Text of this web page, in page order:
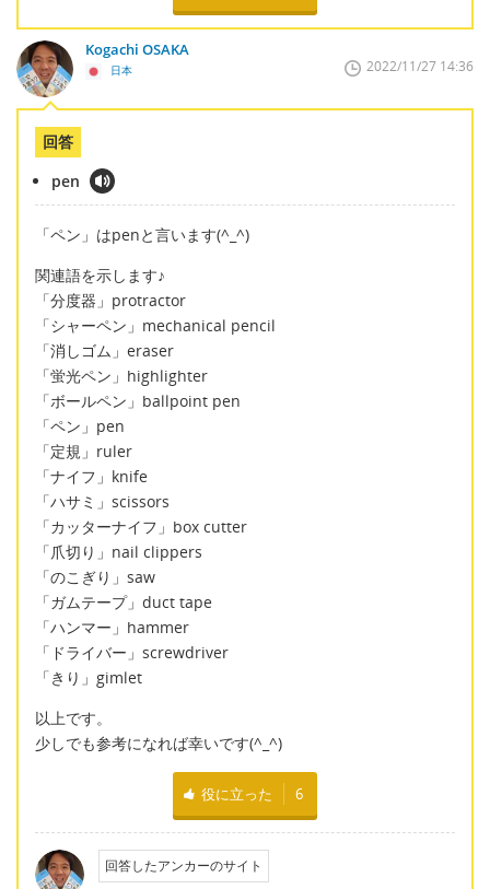
Kogachi OSAKA
日本 2022/11/27 14:36
回答
pen
「ペン」はpenと言います(^_^)
関連語を示します♪
「分度器」protractor
「シャーペン」mechanical pencil
「消しゴム」eraser
「蛍光ペン」highlighter
「ボールペン」ballpoint pen
「ペン」pen
「定規」ruler
「ナイフ」knife
「ハサミ」scissors
「カッターナイフ」box cutter
「爪切り」nail clippers
「のこぎり」saw
「ガムテープ」duct tape
「ハンマー」hammer
「ドライバー」screwdriver
「きり」gimlet
以上です。
少しでも参考になれば幸いです(^_^)
役に立った 6
回答したアンカーのサイト